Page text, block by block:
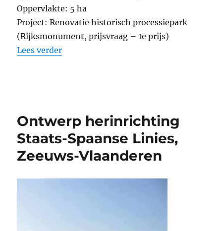
Oppervlakte: 5 ha
Project: Renovatie historisch processiepark
(Rijksmonument, prijsvraag – 1e prijs)
Lees verder“Processiepark, St. Willebrord”
Ontwerp herinrichting
Staats-Spaanse Linies,
Zeeuws-Vlaanderen